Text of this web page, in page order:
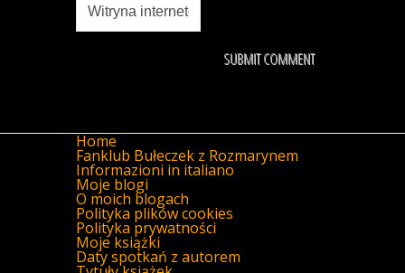
Home
Fanklub Bułeczek z Rozmarynem
Informazioni in italiano
Moje blogi
O moich blogach
Polityka plików cookies
Polityka prywatności
Moje książki
Daty spotkań z autorem